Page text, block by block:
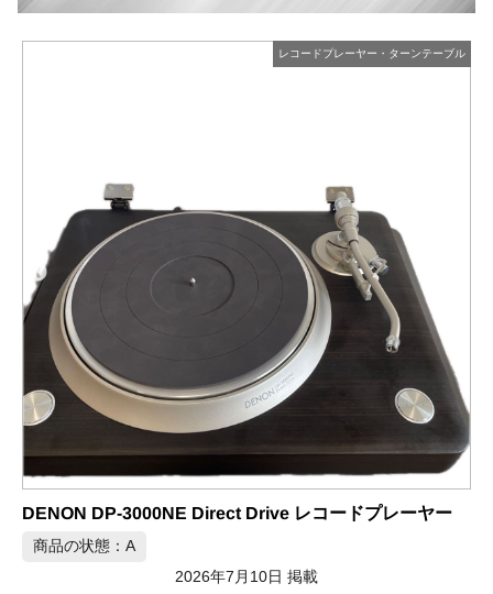
レコードプレーヤー・ターンテーブル
商品の状態：C
2026年7月9日 掲載